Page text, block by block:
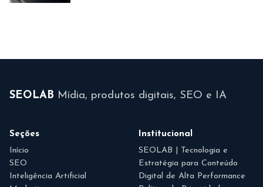
SEOLAB Mídia, produtos digitais, SEO e IA
Seções
Início
SEO
Inteligência Artificial
Institucional
SEOLAB | Tecnologia e
Estratégia para Conteúdo
Digital de Alta Performance